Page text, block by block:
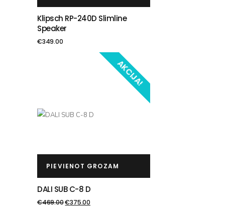
Klipsch RP-240D Slimline
Speaker
€349.00
AKCIJA!
PIEVIENOT GROZAM
DALI SUB C-8 D
€469.00€375.00